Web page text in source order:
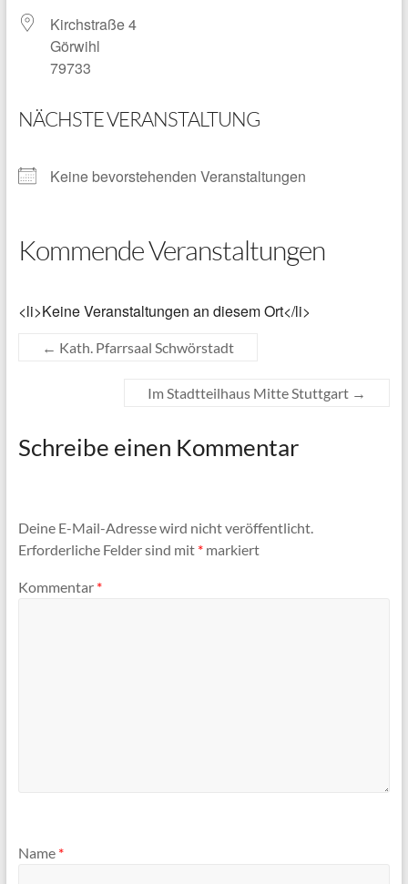
Kirchstraße 4
Görwihl
79733
NÄCHSTE VERANSTALTUNG
Keine bevorstehenden Veranstaltungen
Kommende Veranstaltungen
<li>Keine Veranstaltungen an diesem Ort</li>
← Kath. Pfarrsaal Schwörstadt
Im Stadtteilhaus Mitte Stuttgart →
Schreibe einen Kommentar
Deine E-Mail-Adresse wird nicht veröffentlicht.
Erforderliche Felder sind mit *markiert
Kommentar *
Name *